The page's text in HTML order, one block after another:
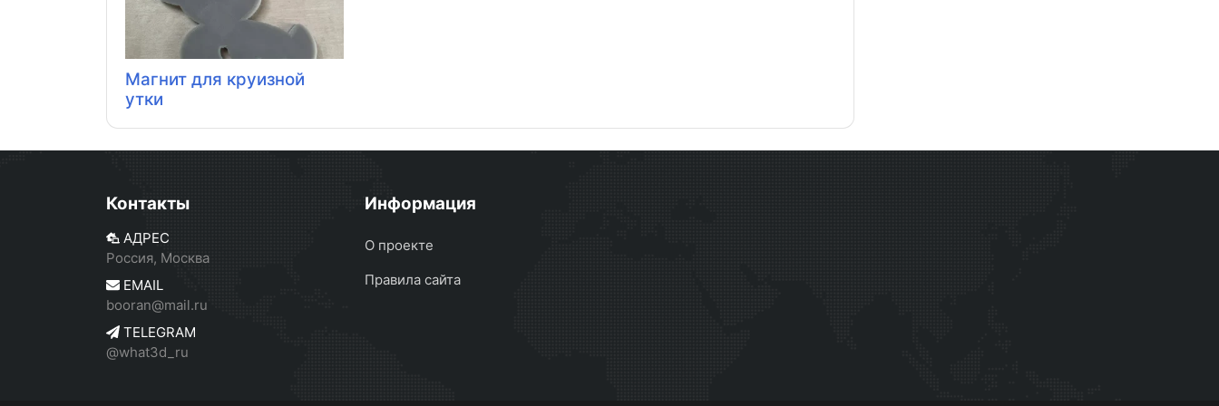
Магнит для круизной
утки
Контакты
АДРЕС
Россия, Москва
EMAIL
booran@mail.ru
TELEGRAM
@what3d_ru
Информация
О проекте
Правила сайта